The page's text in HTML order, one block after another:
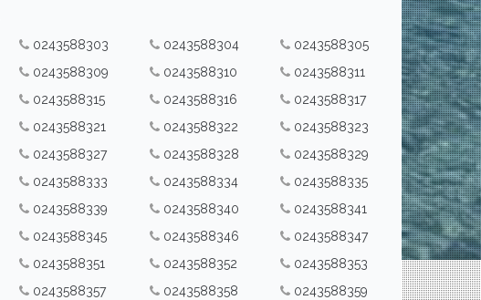
0243588303 0243588304
0243588305
0243588309 0243588310
0243588311
0243588315 0243588316
0243588317
0243588321 0243588322
0243588323
0243588327 0243588328
0243588329
0243588333 0243588334
0243588335
0243588339 0243588340
0243588341
0243588345 0243588346
0243588347
0243588351 0243588352
0243588353
0243588357 0243588358
0243588359